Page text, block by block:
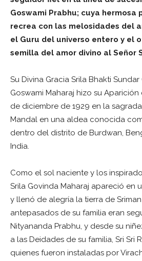
Goswami Prabhu; cuya hermosa
recrea con las melosidades del
el Guru del universo entero y el
semilla del amor divino al Señor
Su Divina Gracia Srila Bhakti
Goswami Maharaj hizo su
de diciembre de 1929 en la
Mandal en una aldea conocida
dentro del distrito de Burdwan,
India.
Como el sol naciente y los
Srila Govinda Maharaj apareció en
y llenó de alegría la tierra de
antepasados de su familia eran
Nityananda Prabhu, y desde su
a las Deidades de su familia, Sri Sri
quienes fueron instaladas por